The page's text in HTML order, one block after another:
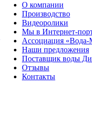
О компании
Производство
Видеоролики
Мы в Интернет-
Ассоциация
Наши предложения
Поставщик воды
Отзывы
Контакты